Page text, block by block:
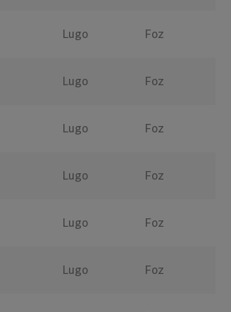
Lugo Foz
Lugo Foz
Lugo Foz
Lugo Foz
Lugo Foz
Lugo Foz